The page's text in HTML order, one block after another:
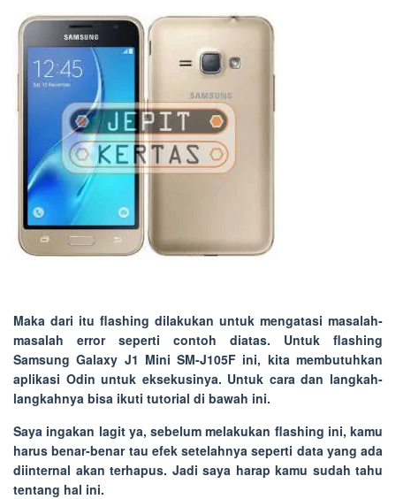
Maka dari itu flashing dilakukan untuk mengatasi masalah-
masalah error seperti contoh diatas. Untuk flashing
Samsung Galaxy J1 Mini SM-J105F ini, kita membutuhkan
aplikasi Odin untuk eksekusinya. Untuk cara dan langkah-
langkahnya bisa ikuti tutorial di bawah ini.
Saya ingakan lagit ya, sebelum melakukan flashing ini, kamu
harus benar-benar tau efek setelahnya seperti data yang ada
diinternal akan terhapus. Jadi saya harap kamu sudah tahu
tentang hal ini.